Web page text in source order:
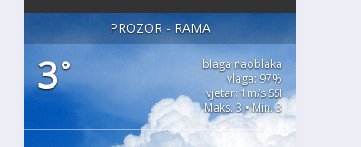
PROZOR - RAMA
3°
blaga naoblaka
vlaga: 97%
vjetar: 1m/s SSI
Maks. 3 • Min. 3